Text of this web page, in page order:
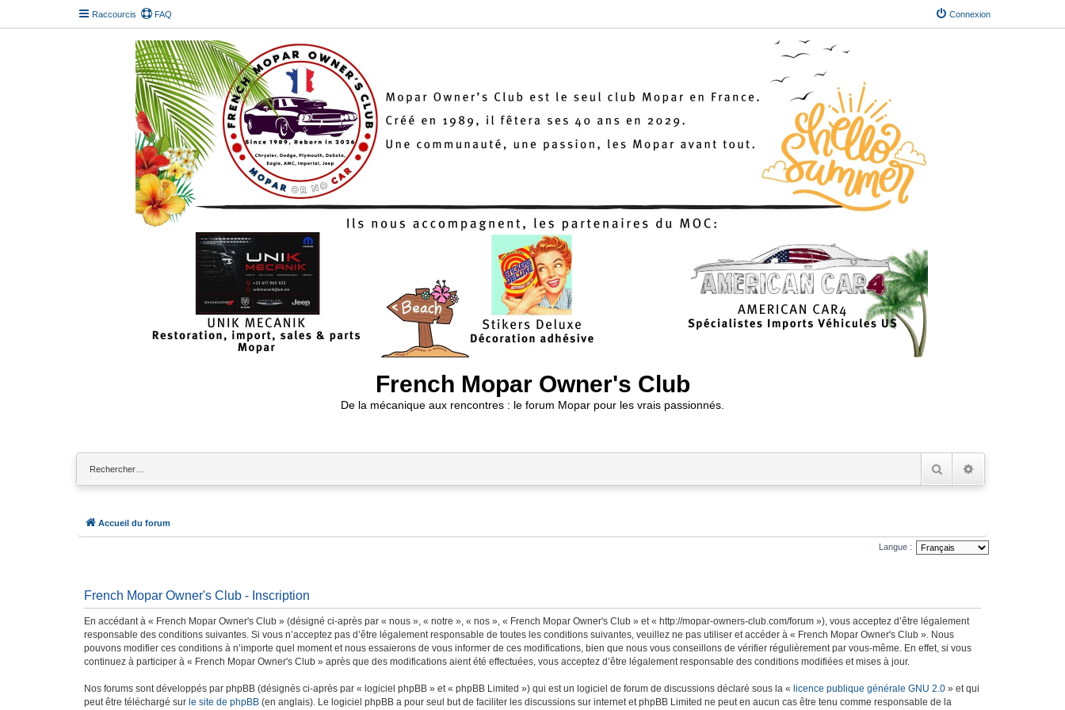
Raccourcis FAQ Connexion
French Mopar Owner's Club
De la mécanique aux rencontres : le forum Mopar pour les vrais passionnés.
RechercherRecherche avancée
Accueil du forum
Langue :
French Mopar Owner's Club - Inscription
En accédant à « French Mopar Owner's Club » (désigné ci-après par « nous », « notre », « nos », « French Mopar Owner's Club » et « http://mopar-owners-club.com/forum »), vous acceptez d’être légalement
responsable des conditions suivantes. Si vous n’acceptez pas d’être légalement responsable de toutes les conditions suivantes, veuillez ne pas utiliser et accéder à « French Mopar Owner's Club ». Nous
pouvons modifier ces conditions à n’importe quel moment et nous essaierons de vous informer de ces modifications, bien que nous vous conseillons de vérifier régulièrement par vous-même. En effet, si vous
continuez à participer à « French Mopar Owner's Club » après que des modifications aient été effectuées, vous acceptez d’être légalement responsable des conditions modifiées et mises à jour.
Nos forums sont développés par phpBB (désignés ci-après par « logiciel phpBB » et « phpBB Limited ») qui est un logiciel de forum de discussions déclaré sous la « licence publique générale GNU 2.0 » et qui
peut être téléchargé sur le site de phpBB (en anglais). Le logiciel phpBB a pour seul but de faciliter les discussions sur internet et phpBB Limited ne peut en aucun cas être tenu comme responsable de la